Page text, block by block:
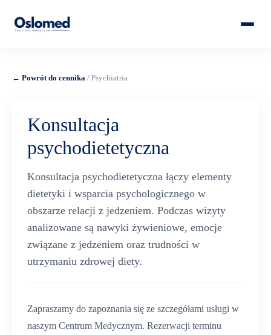
← Powrót do cennika / Psychiatria
Konsultacja
psychodietetyczna
Konsultacja psychodietetyczna łączy elementy
dietetyki i wsparcia psychologicznego w
obszarze relacji z jedzeniem. Podczas wizyty
analizowane są nawyki żywieniowe, emocje
związane z jedzeniem oraz trudności w
utrzymaniu zdrowej diety.
Zapraszamy do zapoznania się ze szczegółami usługi w
naszym Centrum Medycznym. Rezerwacji terminu